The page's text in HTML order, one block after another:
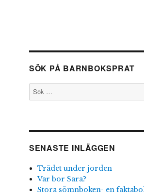
SÖK PÅ BARNBOKSPRAT
Sök
efter:
SENASTE INLÄGGEN
Trädet under jorden
Var bor Sara?
Stora sömnboken- en